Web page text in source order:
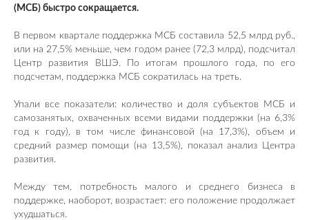
(МСБ) быстро сокращается.
В первом квартале поддержка МСБ составила 52,5 млрд руб.,
или на 27,5% меньше, чем годом ранее (72,3 млрд), подсчитал
Центр развития ВШЭ. По итогам прошлого года, по его
подсчетам, поддержка МСБ сократилась на треть.
Упали все показатели: количество и доля субъектов МСБ и
самозанятых, охваченных всеми видами поддержки (на 6,3%
год к году), в том числе финансовой (на 17,3%), объем и
средний размер помощи (на 13,5%), показал анализ Центра
развития.
Между тем, потребность малого и среднего бизнеса в
поддержке, наоборот, возрастает: его положение продолжает
ухудшаться.